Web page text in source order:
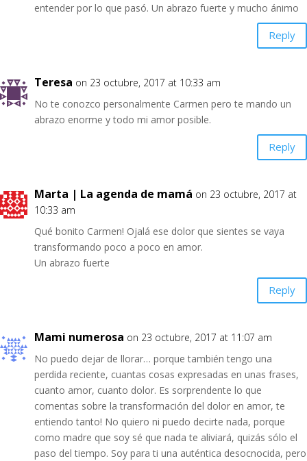
entender por lo que pasó. Un abrazo fuerte y mucho ánimo
Reply
Teresa on 23 octubre, 2017 at 10:33 am
No te conozco personalmente Carmen pero te mando un
abrazo enorme y todo mi amor posible.
Reply
Marta | La agenda de mamá on 23 octubre, 2017 at
10:33 am
Qué bonito Carmen! Ojalá ese dolor que sientes se vaya
transformando poco a poco en amor.
Un abrazo fuerte
Reply
Mami numerosa on 23 octubre, 2017 at 11:07 am
No puedo dejar de llorar… porque también tengo una
perdida reciente, cuantas cosas expresadas en unas frases,
cuanto amor, cuanto dolor. Es sorprendente lo que
comentas sobre la transformación del dolor en amor, te
entiendo tanto! No quiero ni puedo decirte nada, porque
como madre que soy sé que nada te aliviará, quizás sólo el
paso del tiempo. Soy para ti una auténtica desocnocida, pero